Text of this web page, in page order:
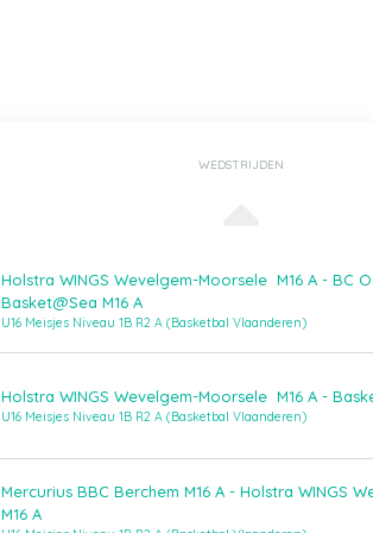
WEDSTRIJDEN
Holstra WINGS Wevelgem-Moorsele M16 A - BC
Basket@Sea M16 A
U16 Meisjes Niveau 1B R2 A (Basketbal Vlaanderen)
Holstra WINGS Wevelgem-Moorsele M16 A -
U16 Meisjes Niveau 1B R2 A (Basketbal Vlaanderen)
Mercurius BBC Berchem M16 A - Holstra WINGS
M16 A